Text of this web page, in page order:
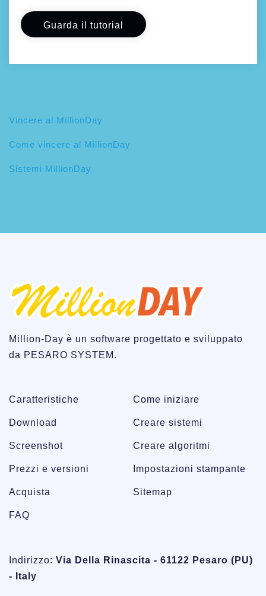
Vincere al MillionDay
Come vincere al MillionDay
Sistemi MillionDay
Million-Day è un software progettato e sviluppato
da PESARO SYSTEM.
Caratteristiche
Download
Screenshot
Prezzi e versioni
Acquista
FAQ
Come iniziare
Creare sistemi
Creare algoritmi
Impostazioni stampante
Sitemap
Indirizzo: Via Della Rinascita - 61122 Pesaro (PU)
- Italy